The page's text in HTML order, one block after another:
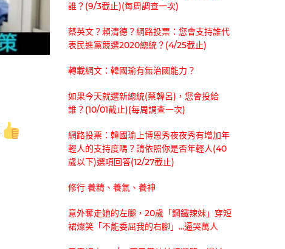
誰？(9/3截止)(每周調查一次)
蔡英文？賴清德？網路投票：您會支持誰代
表民進黨競選2020總統？(4/25截止)
轉載網文：韓國瑜有無治國能力？
如果今天就選新總統(蔡韓呂)，您會投給
誰？(10/01截止)(每周調查一次)
網路投票：韓國瑜上博恩秀夜夜秀有增加年
輕人的支持度嗎？請依照你是否年輕人(40
歲以下)選項回答(12/27截止)
修行 養精、養氣、養神
意外奪走她的左腿，20歲「鋼鐵辣妹」穿短
裙燦笑「不能委屈我的右腳」...逼哭萬人